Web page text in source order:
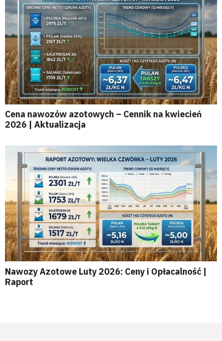
Cena nawozów azotowych – Cennik na kwiecień
2026 | Aktualizacja
Nawozy Azotowe Luty 2026: Ceny i Opłacalność |
Raport